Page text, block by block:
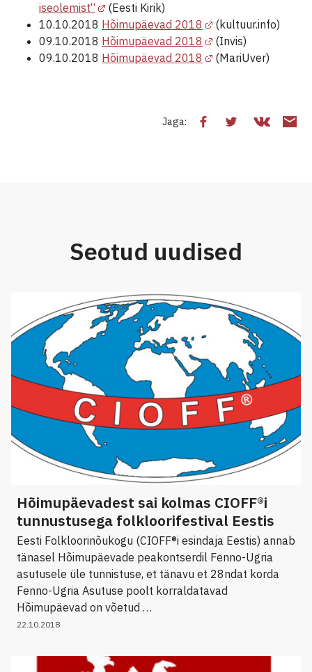
iseolemist“
(Eesti Kirik)
10.10.2018 Hõimupäevad 2018
(kultuur.info)
09.10.2018 Hõimupäevad 2018
(Invis)
09.10.2018 Hõimupäevad 2018 (MariUver)
Jaga:
Seotud uudised
Hõimupäevadest sai kolmas CIOFF®i
tunnustusega folkloorifestival Eestis
Eesti Folkloorinõukogu (CIOFF®i esindaja Eestis) annab
tänasel Hõimupäevade peakontserdil Fenno-Ugria
asutusele üle tunnistuse, et tänavu et 28ndat korda
Fenno-Ugria Asutuse poolt korraldatavad
Hõimupäevad on võetud …
22.10.2018